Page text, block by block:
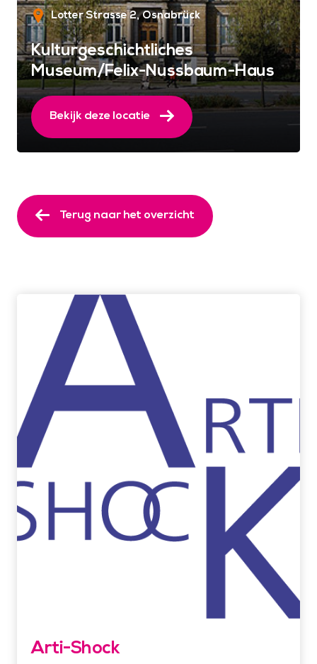
Lotter Strasse 2 Osnabrück
Kulturgeschichtliches
Museum/Felix-Nussbaum-Haus
Bekijk deze locatie
Terug naar het overzicht
Arti-Shock